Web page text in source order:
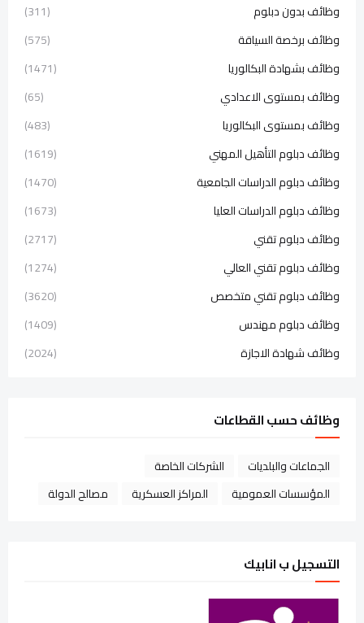
وظائف بدون دبلوم
(311)
وظائف برخصة السياقة
(575)
وظائف بشهادة البكالوريا
(1471)
وظائف بمستوى الاعدادي
(65)
وظائف بمستوى البكالوريا
(483)
وظائف دبلوم التأهيل المهني
(1619)
وظائف دبلوم الدراسات الجامعية
(1470)
وظائف دبلوم الدراسات العليا
(1673)
وظائف دبلوم تقني
(2717)
وظائف دبلوم تقني العالي
(1274)
وظائف دبلوم تقني متخصص
(3620)
وظائف دبلوم مهندس
(1409)
وظائف شهادة الاجازة
(2024)
وظائف حسب القطاعات
الجماعات والبلديات
الشركات الخاصة
المؤسسات العمومية
المراكز العسكرية مصالح الدولة
التسجيل ب انابيك